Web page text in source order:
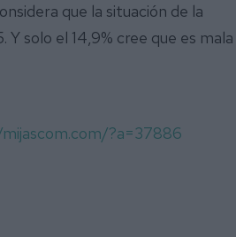
que la situación de la
solo el 14,9% cree que es mala
?a=37886